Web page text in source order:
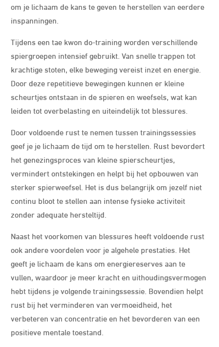
om je lichaam de kans te geven te herstellen van eerdere
inspanningen.
Tijdens een tae kwon do-training worden verschillende
spiergroepen intensief gebruikt. Van snelle trappen tot
krachtige stoten, elke beweging vereist inzet en energie.
Door deze repetitieve bewegingen kunnen er kleine
scheurtjes ontstaan in de spieren en weefsels, wat kan
leiden tot overbelasting en uiteindelijk tot blessures.
Door voldoende rust te nemen tussen trainingssessies
geef je je lichaam de tijd om te herstellen. Rust bevordert
het genezingsproces van kleine spierscheurtjes,
vermindert ontstekingen en helpt bij het opbouwen van
sterker spierweefsel. Het is dus belangrijk om jezelf niet
continu bloot te stellen aan intense fysieke activiteit
zonder adequate hersteltijd.
Naast het voorkomen van blessures heeft voldoende rust
ook andere voordelen voor je algehele prestaties. Het
geeft je lichaam de kans om energiereserves aan te
vullen, waardoor je meer kracht en uithoudingsvermogen
hebt tijdens je volgende trainingssessie. Bovendien helpt
rust bij het verminderen van vermoeidheid, het
verbeteren van concentratie en het bevorderen van een
positieve mentale toestand.